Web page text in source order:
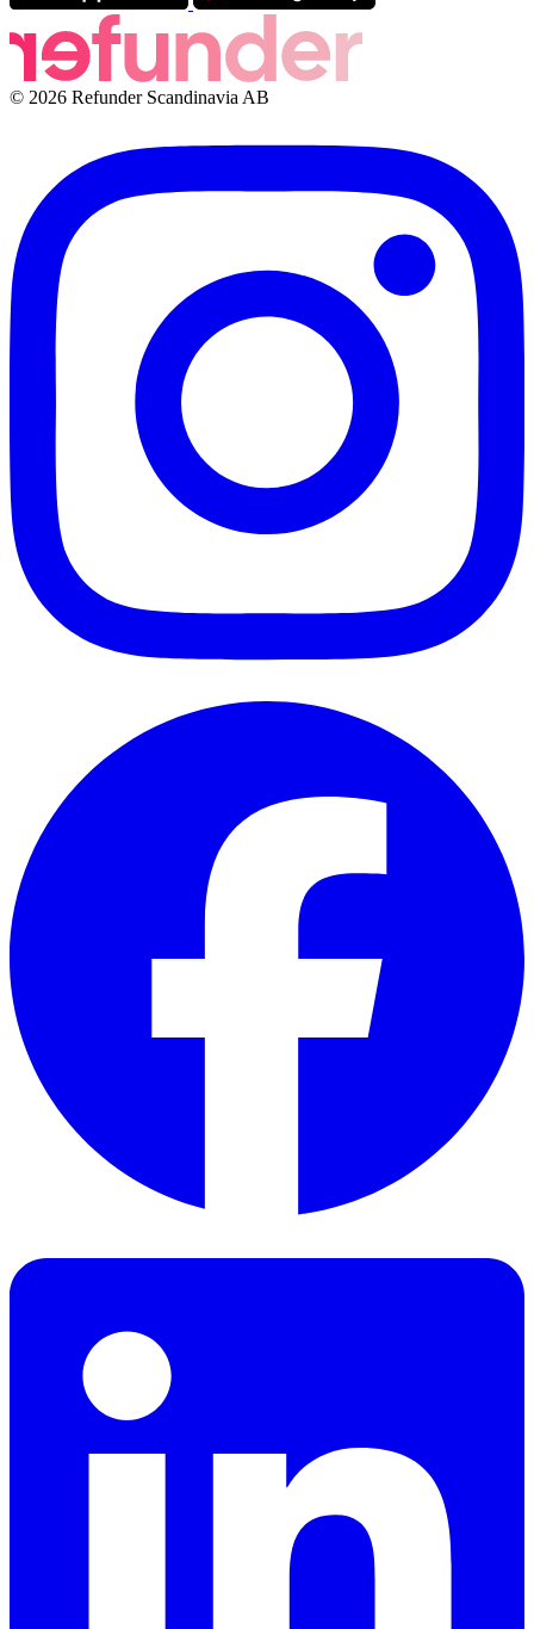
© 2026 Refunder Scandinavia AB